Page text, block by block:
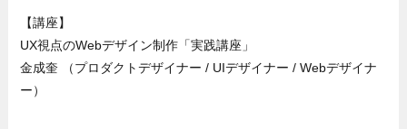
【講座】
UX視点のWebデザイン制作「実践講座」
金成奎 （プロダクトデザイナー / UIデザイナー / Webデザイナ
ー）